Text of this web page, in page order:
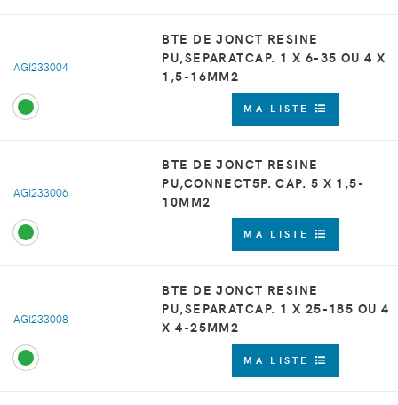
AGI233004
BTE DE JONCT RESINE
PU,SEPARATCAP. 1 X 6-35 OU 4 X
1,5-16MM2
MA LISTE
AGI233006
BTE DE JONCT RESINE
PU,CONNECT5P. CAP. 5 X 1,5-
10MM2
MA LISTE
AGI233008
BTE DE JONCT RESINE
PU,SEPARATCAP. 1 X 25-185 OU 4
X 4-25MM2
MA LISTE